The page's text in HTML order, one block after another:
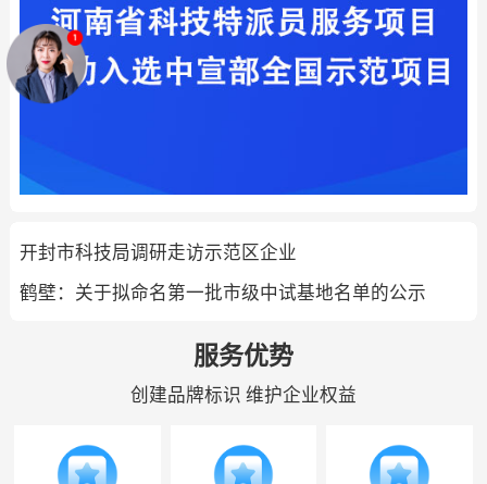
开封市科技局调研走访示范区企业
鹤壁：关于拟命名第一批市级中试基地名单的公示
服务优势
创建品牌标识 维护企业权益